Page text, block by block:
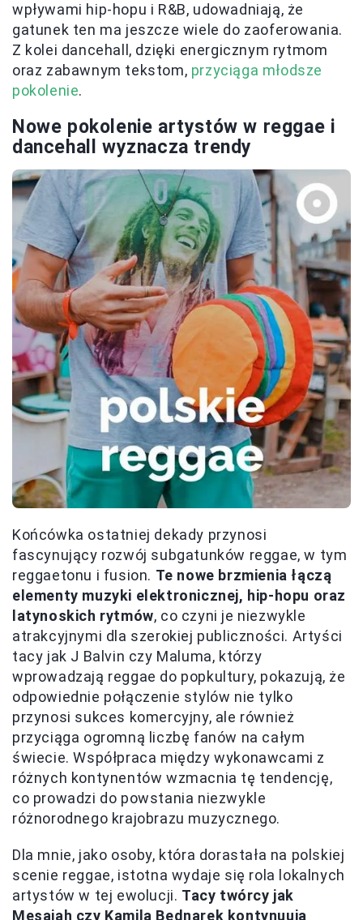
wpływami hip-hopu i R&B, udowadniają, że
gatunek ten ma jeszcze wiele do zaoferowania.
Z kolei dancehall, dzięki energicznym rytmom
oraz zabawnym tekstom, przyciąga młodsze
pokolenie.
Nowe pokolenie artystów w reggae i
dancehall wyznacza trendy
Końcówka ostatniej dekady przynosi
fascynujący rozwój subgatunków reggae, w tym
reggaetonu i fusion. Te nowe brzmienia łączą
elementy muzyki elektronicznej, hip-hopu oraz
latynoskich rytmów, co czyni je niezwykle
atrakcyjnymi dla szerokiej publiczności. Artyści
tacy jak J Balvin czy Maluma, którzy
wprowadzają reggae do popkultury, pokazują, że
odpowiednie połączenie stylów nie tylko
przynosi sukces komercyjny, ale również
przyciąga ogromną liczbę fanów na całym
świecie. Współpraca między wykonawcami z
różnych kontynentów wzmacnia tę tendencję,
co prowadzi do powstania niezwykle
różnorodnego krajobrazu muzycznego.
Dla mnie, jako osoby, która dorastała na polskiej
scenie reggae, istotna wydaje się rola lokalnych
artystów w tej ewolucji. Tacy twórcy jak
Mesajah czy Kamila Bednarek kontynuują